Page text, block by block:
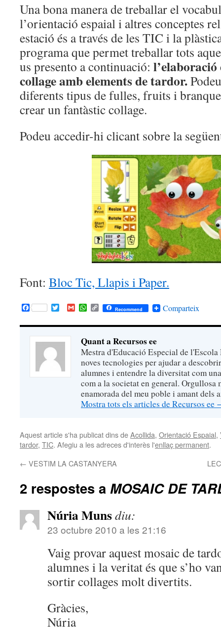
Una bona manera de treballar el
l’orientació espaial i altres conceptes
estació és a través de les TIC i la
programa que permet treballar tots
us presento a continuació:
collage amb elements de tardor.
diferents tipus de fulles, fruits i
crear un fantàstic collage.
Podeu accedir-hi clicant sobre la
Font: Bloc Tic, Llapis i Paper.
Facebook TwitterGmailWhatsApp
Copy
Link
Recommend Comparteix
Quant a Recursos ee
Mestra d'Educació Especial de
noves tecnologies per ajudar a
alumnes i entendre la diversitat com
com a la societat en general. Orgullosa
enamorada del meu poble i amant dels
Mostra tots els articles de Recursos ee
Aquest article s'ha publicat dins deAcollida, Orientació Espaial,
tardor, TIC. Afegiu a les adreces d'interès l'enllaç permanent.
← VESTIM LA CASTANYERA
2 respostes a MOSAIC DE
Núria Munsdiu:
23 octubre 2010 a les 21:16
Vaig provar aquest mosaic de
alumnes i la veritat és que s’ho
sortir collages molt divertits.
Gràcies,
Núria